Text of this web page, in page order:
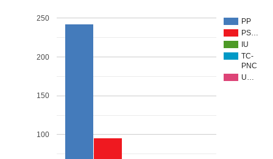
PP
PS…
IU
TC-
PNC
U…
100
150
200
250